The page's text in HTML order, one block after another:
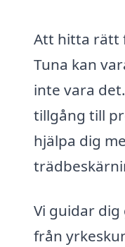
Att hitta rätt
Tuna kan
inte vara
tillgång till
hjälpa dig
Vi guidar
från